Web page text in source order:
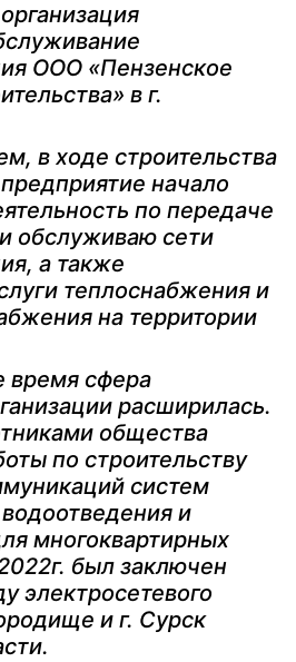
ООО «Пензенское
в г.
ходе строительства
начало
по передаче
обслуживаю сети
а также
теплоснабжения и
на территории
сфера
расширилась.
общества
по строительству
систем
и
многоквартирных
был заключен
электросетевого
и г. Сурск